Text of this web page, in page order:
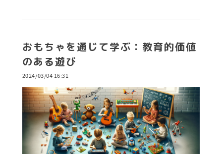
おもちゃを通じて学ぶ：教育的価値
のある遊び
2024/03/04 16:31